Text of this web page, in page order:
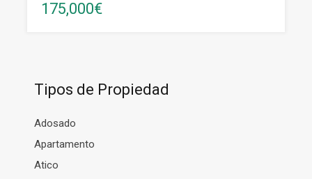
175,000€
Tipos de Propiedad
Adosado
Apartamento
Atico